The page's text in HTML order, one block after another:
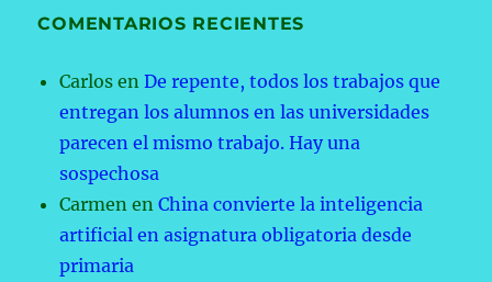
COMENTARIOS RECIENTES
Carlos enDe repente, todos los trabajos que
entregan los alumnos en las universidades
parecen el mismo trabajo. Hay una
sospechosa
Carmen enChina convierte la inteligencia
artificial en asignatura obligatoria desde
primaria